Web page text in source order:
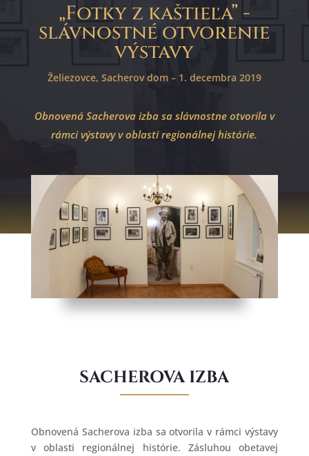
„Fotky z kaštieľa” -
slávnostné otvorenie
výstavy
Želiezovce, Sacherov dom – 1. decembra 2019
Obnovená Sacherova izba sa slávnostne otvorila v
rámci výstavy v oblasti regionálnej histórie.
SACHEROVA IZBA
Obnovená Sacherova izba sa otvorila v rámci výstavy
v oblasti regionálnej histórie. Zásluhou obetavej